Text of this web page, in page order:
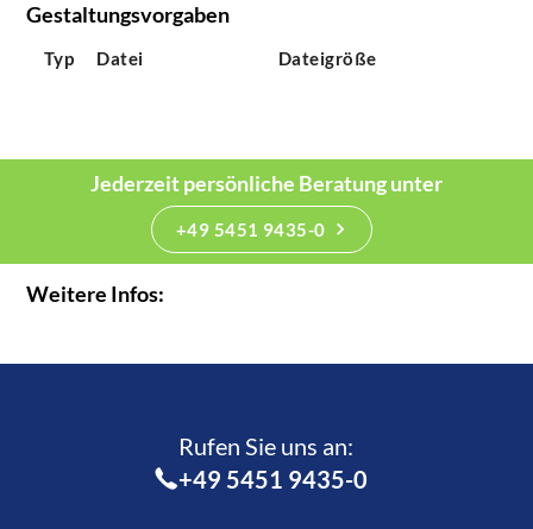
Gestaltungsvorgaben
Typ Datei Dateigröße
Jederzeit persönliche Beratung unter
+49 5451 9435-0
Weitere Infos:
Rufen Sie uns an:­
+49 5451 9435-0